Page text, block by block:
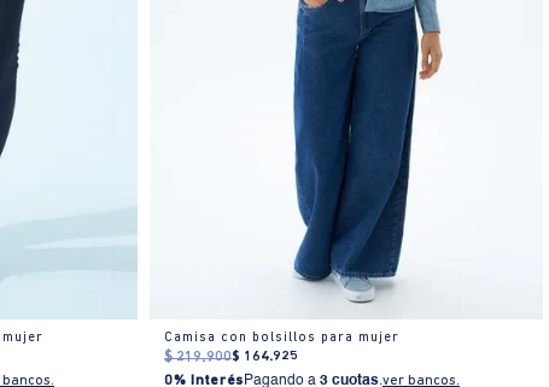
Camisa con bolsillos para mujer
$ 219.900$ 164.925
0% Interés Pagando a 3 cuotas.ver bancos.